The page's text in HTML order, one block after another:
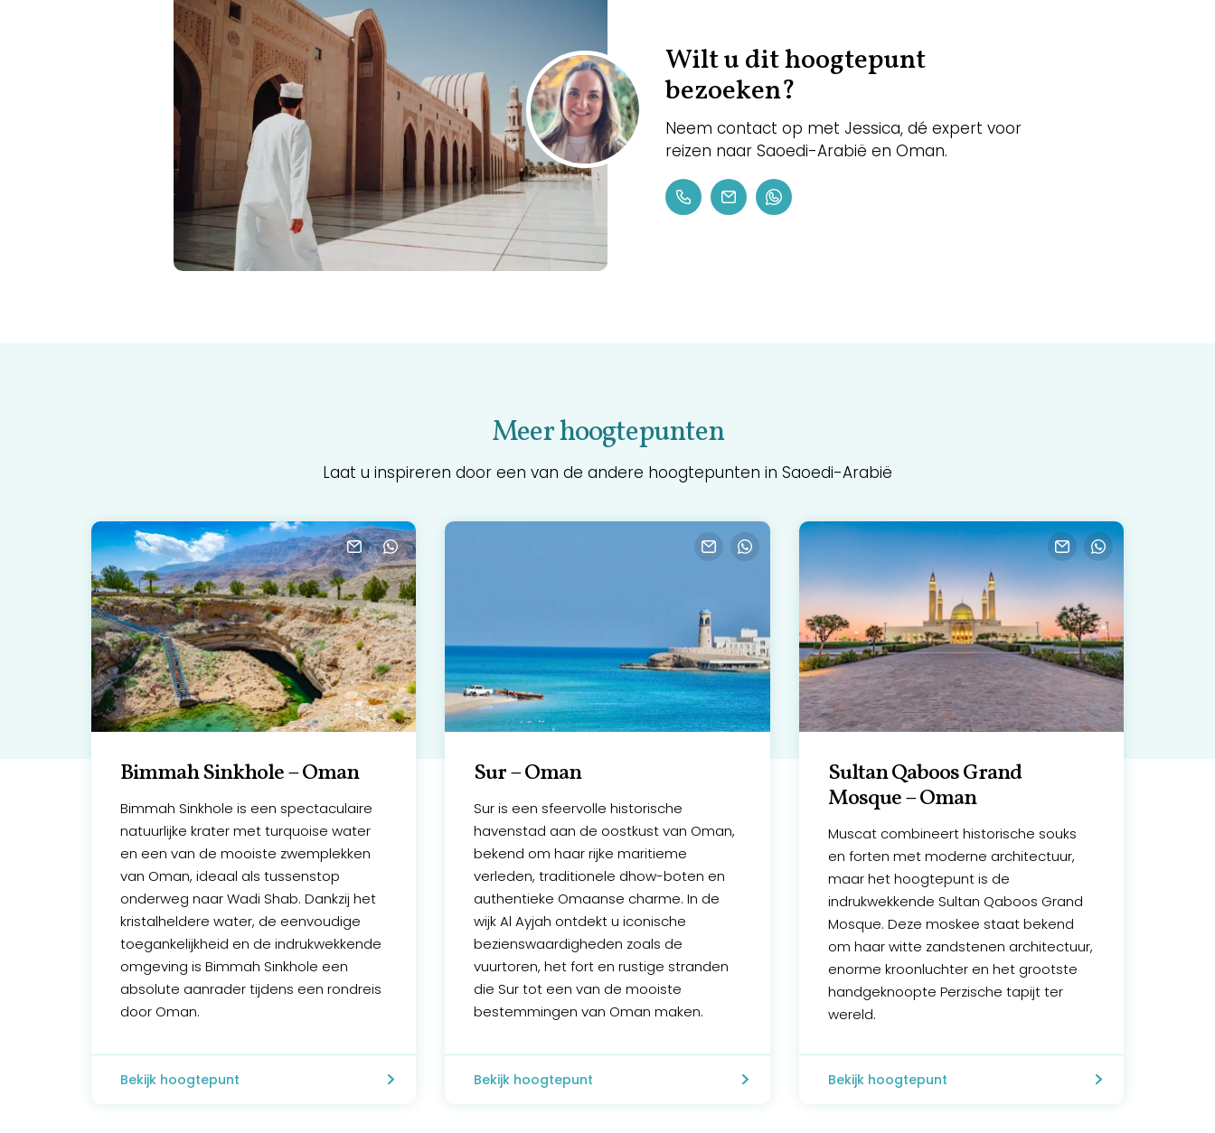
Wilt u dit hoogtepunt
bezoeken?
Neem contact op met Jessica, dé expert voor
reizen naar Saoedi-Arabië en Oman.
Meer hoogtepunten
Laat u inspireren door een van de andere hoogtepunten in Saoedi-Arabië
Bimmah Sinkhole – Oman
Bimmah Sinkhole is een spectaculaire
natuurlijke krater met turquoise water
en een van de mooiste zwemplekken
van Oman, ideaal als tussenstop
onderweg naar Wadi Shab. Dankzij het
kristalheldere water, de eenvoudige
toegankelijkheid en de indrukwekkende
omgeving is Bimmah Sinkhole een
absolute aanrader tijdens een rondreis
door Oman.
Bekijk hoogtepunt
Sur – Oman
Sur is een sfeervolle historische
havenstad aan de oostkust van Oman,
bekend om haar rijke maritieme
verleden, traditionele dhow-boten en
authentieke Omaanse charme. In de
wijk Al Ayjah ontdekt u iconische
bezienswaardigheden zoals de
vuurtoren, het fort en rustige stranden
die Sur tot een van de mooiste
bestemmingen van Oman maken.
Bekijk hoogtepunt
Sultan Qaboos Grand
Mosque – Oman
Muscat combineert historische souks
en forten met moderne architectuur,
maar het hoogtepunt is de
indrukwekkende Sultan Qaboos Grand
Mosque. Deze moskee staat bekend
om haar witte zandstenen architectuur,
enorme kroonluchter en het grootste
handgeknoopte Perzische tapijt ter
wereld.
Bekijk hoogtepunt